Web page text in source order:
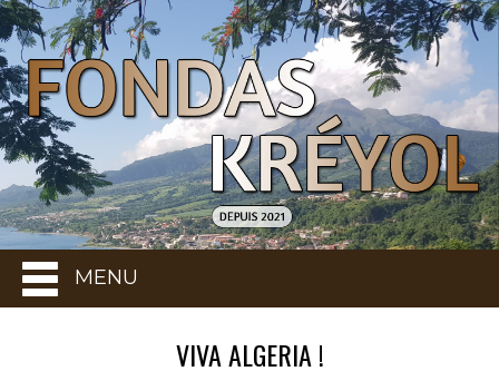
MENU
VIVA ALGERIA !